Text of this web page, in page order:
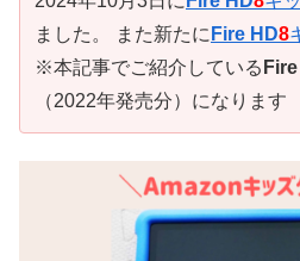
ました。 また新たに Fire HD8
※本記事でご紹介している
（2022年発売分）になります